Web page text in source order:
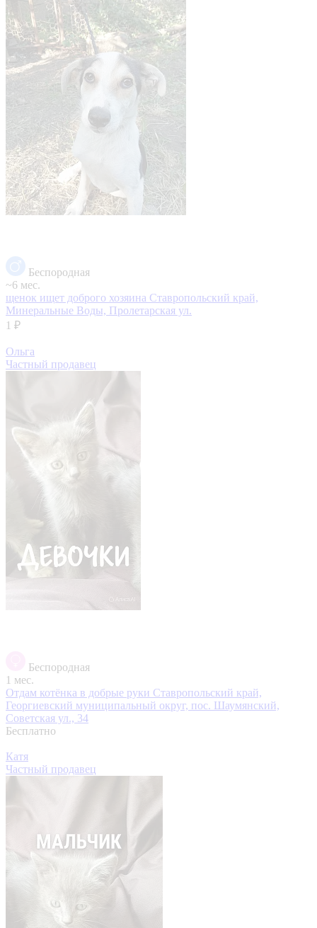
Беспородная
~6 мес.
щенок ищет доброго хозяина Ставропольский край,
Минеральные Воды, Пролетарская ул.
1 ₽
Ольга
Частный продавец
Беспородная
1 мес.
Отдам котёнка в добрые руки Ставропольский край,
Георгиевский муниципальный округ, пос. Шаумянский,
Советская ул., 34
Бесплатно
Катя
Частный продавец